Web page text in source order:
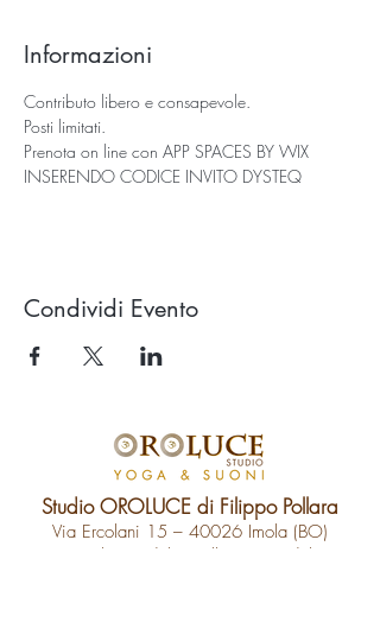
Informazioni
Contributo libero e consapevole.
Posti limitati.
Prenota on line con APP SPACES BY WIX
INSERENDO CODICE INVITO DYSTEQ
Condividi Evento
Studio OROLUCE di Filippo Pollara
Via Ercolani 15 – 40026 Imola (BO)
(a pochi mt. dal casello autostradale)